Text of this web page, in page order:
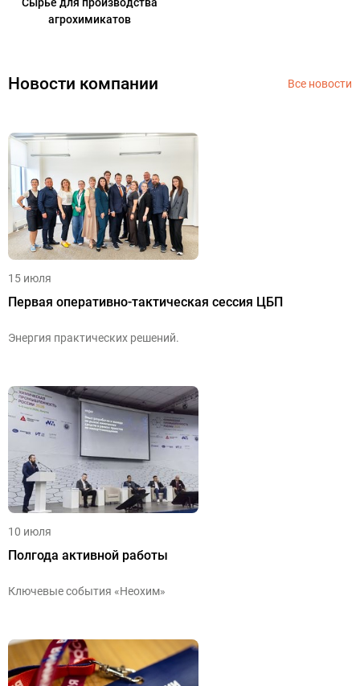
агрохимикатов
Новости компании Все новости
15 июля
Первая оперативно-тактическая сессия ЦБП
Энергия практических решений.
10 июля
Полгода активной работы
Ключевые события «Неохим»